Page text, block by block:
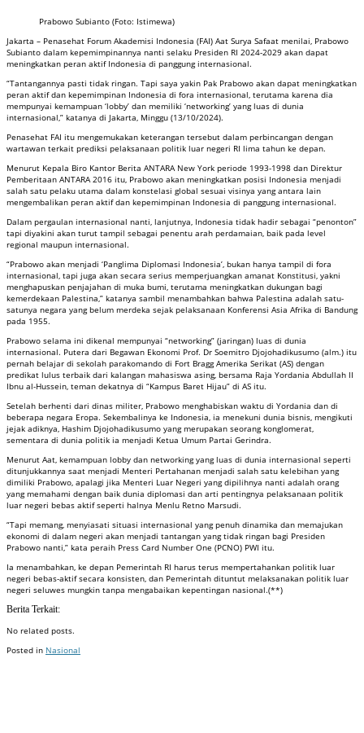
Prabowo Subianto (Foto: Istimewa)
Jakarta – Penasehat Forum Akademisi Indonesia (FAI) Aat Surya Safaat menilai, Prabowo
Subianto dalam kepemimpinannya nanti selaku Presiden RI 2024-2029 akan dapat
meningkatkan peran aktif Indonesia di panggung internasional.
“Tantangannya pasti tidak ringan. Tapi saya yakin Pak Prabowo akan dapat meningkatkan
peran aktif dan kepemimpinan Indonesia di fora internasional, terutama karena dia
mempunyai kemampuan ‘lobby’ dan memiliki ‘networking’ yang luas di dunia
internasional,” katanya di Jakarta, Minggu (13/10/2024).
Penasehat FAI itu mengemukakan keterangan tersebut dalam perbincangan dengan
wartawan terkait prediksi pelaksanaan politik luar negeri RI lima tahun ke depan.
Menurut Kepala Biro Kantor Berita ANTARA New York periode 1993-1998 dan Direktur
Pemberitaan ANTARA 2016 itu, Prabowo akan meningkatkan posisi Indonesia menjadi
salah satu pelaku utama dalam konstelasi global sesuai visinya yang antara lain
mengembalikan peran aktif dan kepemimpinan Indonesia di panggung internasional.
Dalam pergaulan internasional nanti, lanjutnya, Indonesia tidak hadir sebagai “penonton”
tapi diyakini akan turut tampil sebagai penentu arah perdamaian, baik pada level
regional maupun internasional.
“Prabowo akan menjadi ‘Panglima Diplomasi Indonesia’, bukan hanya tampil di fora
internasional, tapi juga akan secara serius memperjuangkan amanat Konstitusi, yakni
menghapuskan penjajahan di muka bumi, terutama meningkatkan dukungan bagi
kemerdekaan Palestina,” katanya sambil menambahkan bahwa Palestina adalah satu-
satunya negara yang belum merdeka sejak pelaksanaan Konferensi Asia Afrika di Bandung
pada 1955.
Prabowo selama ini dikenal mempunyai “networking” (jaringan) luas di dunia
internasional. Putera dari Begawan Ekonomi Prof. Dr Soemitro Djojohadikusumo (alm.) itu
pernah belajar di sekolah parakomando di Fort Bragg Amerika Serikat (AS) dengan
predikat lulus terbaik dari kalangan mahasiswa asing, bersama Raja Yordania Abdullah II
Ibnu al-Hussein, teman dekatnya di “Kampus Baret Hijau” di AS itu.
Setelah berhenti dari dinas militer, Prabowo menghabiskan waktu di Yordania dan di
beberapa negara Eropa. Sekembalinya ke Indonesia, ia menekuni dunia bisnis, mengikuti
jejak adiknya, Hashim Djojohadikusumo yang merupakan seorang konglomerat,
sementara di dunia politik ia menjadi Ketua Umum Partai Gerindra.
Menurut Aat, kemampuan lobby dan networking yang luas di dunia internasional seperti
ditunjukkannya saat menjadi Menteri Pertahanan menjadi salah satu kelebihan yang
dimiliki Prabowo, apalagi jika Menteri Luar Negeri yang dipilihnya nanti adalah orang
yang memahami dengan baik dunia diplomasi dan arti pentingnya pelaksanaan politik
luar negeri bebas aktif seperti halnya Menlu Retno Marsudi.
“Tapi memang, menyiasati situasi internasional yang penuh dinamika dan memajukan
ekonomi di dalam negeri akan menjadi tantangan yang tidak ringan bagi Presiden
Prabowo nanti,” kata peraih Press Card Number One (PCNO) PWI itu.
Ia menambahkan, ke depan Pemerintah RI harus terus mempertahankan politik luar
negeri bebas-aktif secara konsisten, dan Pemerintah dituntut melaksanakan politik luar
negeri seluwes mungkin tanpa mengabaikan kepentingan nasional.(**)
Berita Terkait:
No related posts.
Posted in Nasional